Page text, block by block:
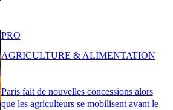
Paris fait de nouvelles concessions alors
que les agriculteurs se mobilisent avant le
PRO
AGRICULTURE & ALIMENTATION